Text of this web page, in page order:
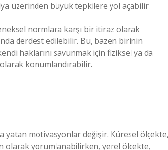
üzerinden büyük tepkilere yol açabilir.
normlara karşı bir itiraz olarak
derdest edilebilir. Bu, bazen birinin
haklarını savunmak için fiziksel ya da
konumlandırabilir.
yatan motivasyonlar değişir. Küresel ölçekte,
olarak yorumlanabilirken, yerel ölçekte,